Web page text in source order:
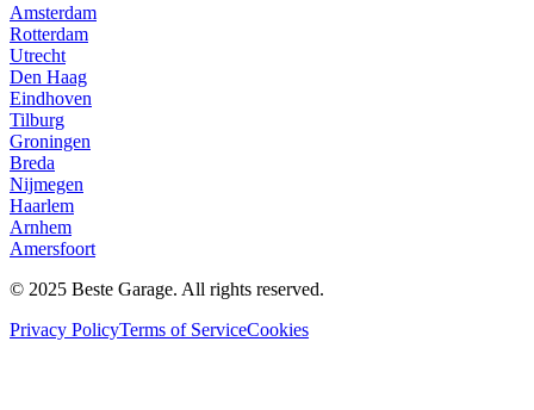
Amsterdam
Rotterdam
Utrecht
Den Haag
Eindhoven
Tilburg
Groningen
Breda
Nijmegen
Haarlem
Arnhem
Amersfoort
© 2025 Beste Garage. All rights reserved.
Privacy PolicyTerms of ServiceCookies